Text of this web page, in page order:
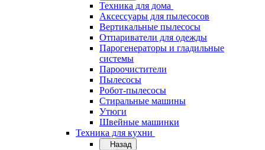
Техника для дома
Аксессуары для пылесосов
Вертикальные пылесосы
Отпариватели для одежды
Парогенераторы и гладильные
системы
Пароочистители
Пылесосы
Робот-пылесосы
Стиральные машины
Утюги
Швейные машинки
Техника для кухни
Назад